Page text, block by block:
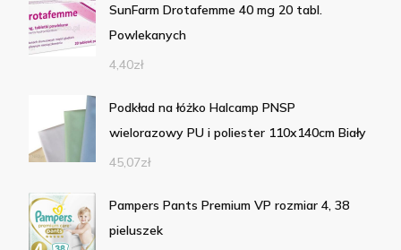
SunFarm Drotafemme 40 mg 20 tabl.
Powlekanych
4,40zł
Podkład na łóżko Halcamp PNSP
wielorazowy PU i poliester 110x140cm Biały
45,07zł
Pampers Pants Premium VP rozmiar 4, 38
pieluszek